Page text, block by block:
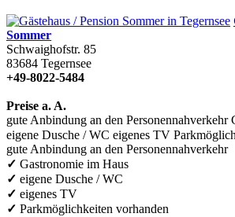
Sommer
Schwaighofstr. 85
83684 Tegernsee
+49-8022-5484
Preise a. A.
gute Anbindung an den Personennahverkehr
eigene Dusche / WC eigenes TV
gute Anbindung an den Personennahverkehr
✓ Gastronomie im Haus
✓ eigene Dusche / WC
✓ eigenes TV
✓ Parkmöglichkeiten vorhanden